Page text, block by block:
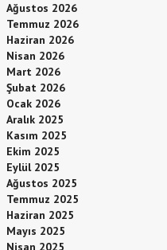
Ağustos 2026
Temmuz 2026
Haziran 2026
Nisan 2026
Mart 2026
Şubat 2026
Ocak 2026
Aralık 2025
Kasım 2025
Ekim 2025
Eylül 2025
Ağustos 2025
Temmuz 2025
Haziran 2025
Mayıs 2025
Nisan 2025